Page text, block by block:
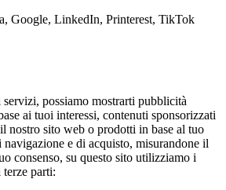
Google, LinkedIn, Printerest, TikTok
servizi, possiamo mostrarti pubblicità
ai tuoi interessi, contenuti sponsorizzati
nostro sito web o prodotti in base al tuo
navigazione e di acquisto, misurandone il
consenso, su questo sito utilizziamo i
parti: